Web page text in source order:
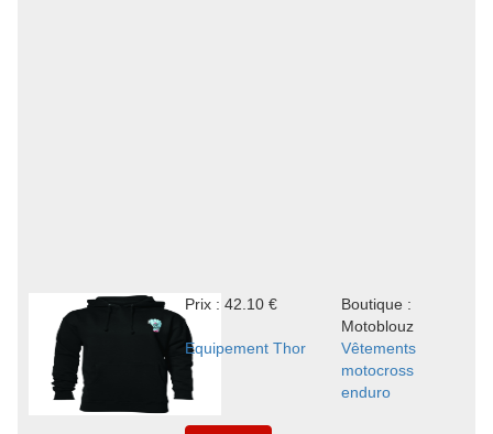
Prix : 42.10 €
Boutique :
Motoblouz
Equipement Thor
Vêtements
motocross
enduro